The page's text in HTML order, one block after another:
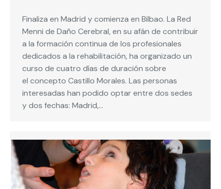
Finaliza en Madrid y comienza en Bilbao. La Red
Menni de Daño Cerebral, en su afán de contribuir
a la formación continua de los profesionales
dedicados a la rehabilitación, ha organizado un
curso de cuatro días de duración sobre
el concepto Castillo Morales. Las personas
interesadas han podido optar entre dos sedes
y dos fechas: Madrid,…